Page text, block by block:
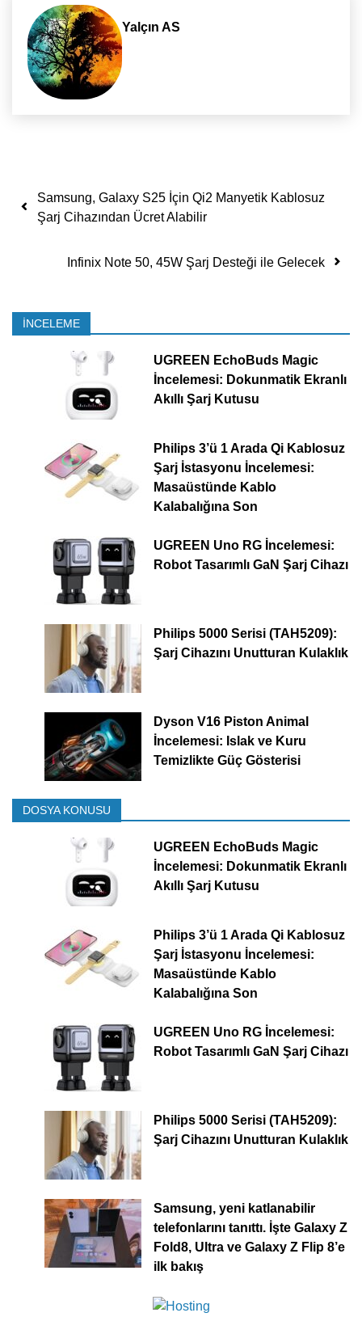
Yalçın AS
Yazı dolaşımı
Samsung, Galaxy S25 İçin Qi2 Manyetik Kablosuz
Şarj Cihazından Ücret Alabilir
Infinix Note 50, 45W Şarj Desteği ile Gelecek
İNCELEME
UGREEN EchoBuds Magic
İncelemesi: Dokunmatik Ekranlı
Akıllı Şarj Kutusu
Philips 3’ü 1 Arada Qi Kablosuz
Şarj İstasyonu İncelemesi:
Masaüstünde Kablo
Kalabalığına Son
UGREEN Uno RG İncelemesi:
Robot Tasarımlı GaN Şarj Cihazı
Philips 5000 Serisi (TAH5209):
Şarj Cihazını Unutturan Kulaklık
Dyson V16 Piston Animal
İncelemesi: Islak ve Kuru
Temizlikte Güç Gösterisi
DOSYA KONUSU
UGREEN EchoBuds Magic
İncelemesi: Dokunmatik Ekranlı
Akıllı Şarj Kutusu
Philips 3’ü 1 Arada Qi Kablosuz
Şarj İstasyonu İncelemesi:
Masaüstünde Kablo
Kalabalığına Son
UGREEN Uno RG İncelemesi:
Robot Tasarımlı GaN Şarj Cihazı
Philips 5000 Serisi (TAH5209):
Şarj Cihazını Unutturan Kulaklık
Samsung, yeni katlanabilir
telefonlarını tanıttı. İşte Galaxy Z
Fold8, Ultra ve Galaxy Z Flip 8’e
ilk bakış